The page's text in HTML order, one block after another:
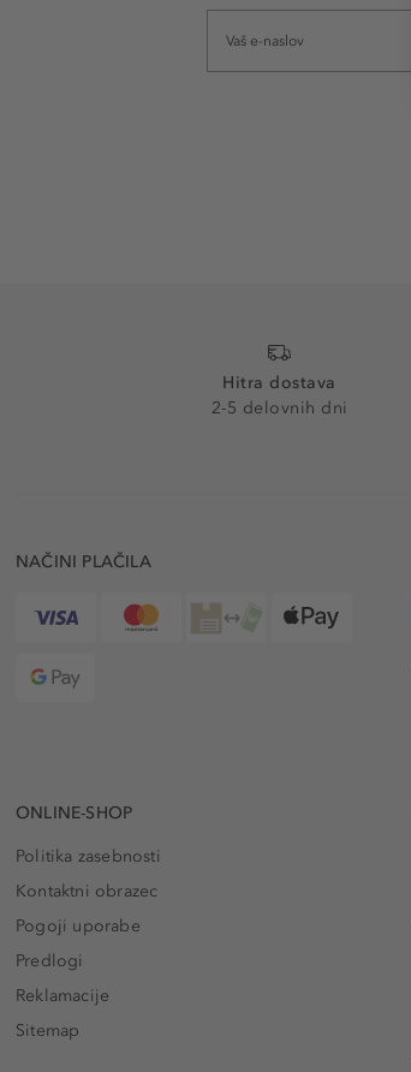
Hitra dostava
2-5 delovnih dni
NAČINI PLAČILA
ONLINE-SHOP
Politika zasebnosti
Kontaktni obrazec
Pogoji uporabe
Predlogi
Reklamacije
Sitemap